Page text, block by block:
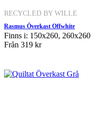
RECYCLED BY WILLE
Rasmus Överkast Offwhite
Finns i: 150x260, 260x260
Från 319 kr